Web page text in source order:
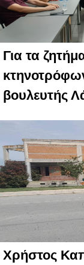
Για τα
βουλευτής
Χρήστος